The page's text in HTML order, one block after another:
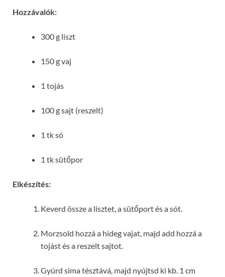
Hozzávalók:
300 g liszt
150 g vaj
1 tojás
100 g sajt (reszelt)
1 tk só
1 tk sütőpor
Elkészítés:
Keverd össze a lisztet, a sütőport és a sót.
Morzsold hozzá a hideg vajat, majd add hozzá a
tojást és a reszelt sajtot.
Gyúrd sima tésztává, majd nyújtsd ki kb. 1 cm